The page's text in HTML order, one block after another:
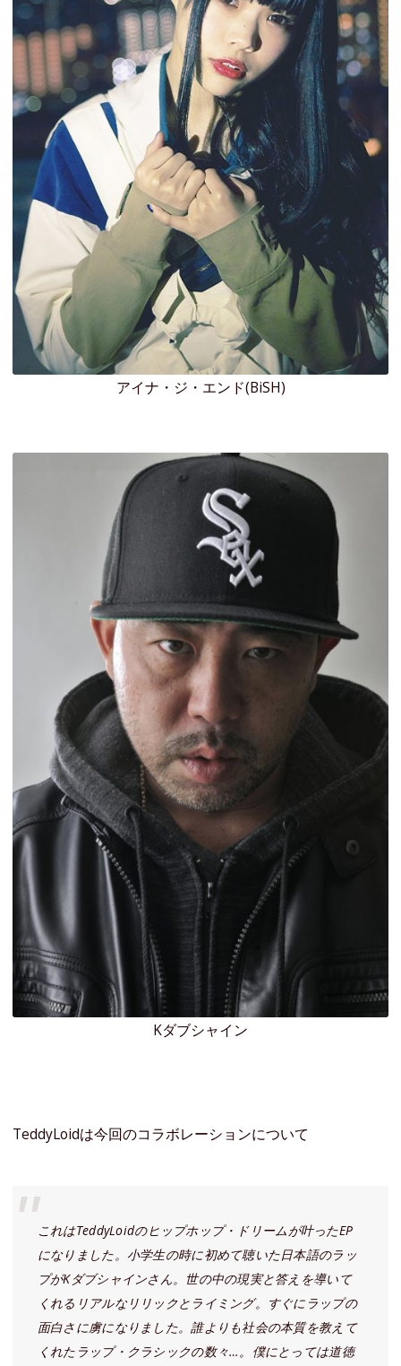
アイナ・ジ・エンド(BiSH)
Kダブシャイン
TeddyLoidは今回のコラボレーションについて
これはTeddyLoidのヒップホップ・ドリームが叶ったEP
になりました。小学生の時に初めて聴いた日本語のラッ
プがKダブシャインさん。世の中の現実と答えを導いて
くれるリアルなリリックとライミング。すぐにラップの
面白さに虜になりました。誰よりも社会の本質を教えて
くれたラップ・クラシックの数々…。僕にとっては道徳